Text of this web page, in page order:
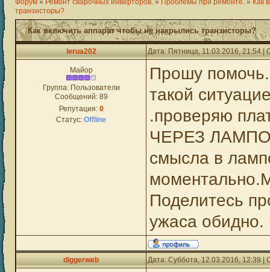
Форум » Ремонт сварочных инверторов. » Проблемы при ремонте. » Как
транзисторы?
Как включить аппарат чтобы не накрылись транзисторы?
lerua202 Дата: Пятница, 11.03.2016, 21:54
Майор
Группа: Пользователи
Сообщений: 89
Репутация: 0
Статус: Offline
Прошу помочь.
такой
.проверяю
ЧЕРЕЗ
смысла в
Поделитесь
ужаса обидно.
diggerweb Дата: Суббота, 12.03.2016, 12:39